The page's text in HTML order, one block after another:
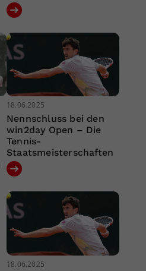
18.06.2025
Nennschluss bei den
win2day Open – Die
Tennis-
Staatsmeisterschaften
18.06.2025